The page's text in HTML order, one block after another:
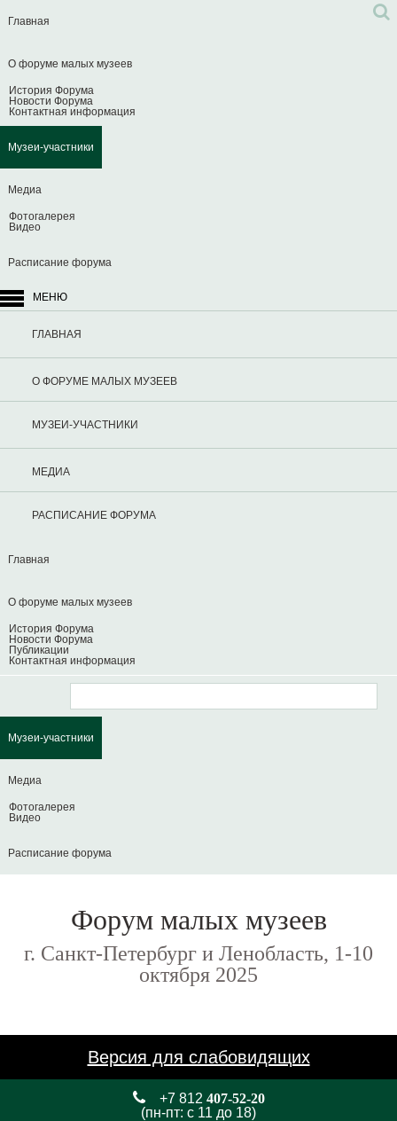
Главная
О форуме малых музеев
История Форума
Новости Форума
Контактная информация
Музеи-участники
Медиа
Фотогалерея
Видео
Расписание форума
МЕНЮ
ГЛАВНАЯ
О ФОРУМЕ МАЛЫХ МУЗЕЕВ
МУЗЕИ-УЧАСТНИКИ
МЕДИА
РАСПИСАНИЕ ФОРУМА
Главная
О форуме малых музеев
История Форума
Новости Форума
Публикации
Контактная информация
Музеи-участники
Медиа
Фотогалерея
Видео
Расписание форума
Форум малых музеев
г. Санкт-Петербург и Ленобласть, 1-10
октября 2025
Версия для слабовидящих
+7 812 407-52-20
(пн-пт: с 11 до 18)